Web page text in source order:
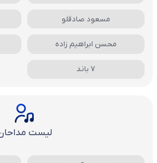
مسعود صادقلو
محسن ابراهیم زاده
7 باند
لیست